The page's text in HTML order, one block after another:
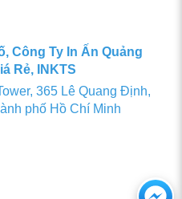
Công Ty In Ấn Quảng
Rẻ, INKTS
365 Lê Quang Định,
phố Hồ Chí Minh